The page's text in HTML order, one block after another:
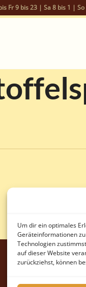
Um dir ein optimales
Geräteinformationen
Technologien
auf dieser Website
zurückziehst, können
Fr 9 bis 23 | Sa 8 bis 1 |